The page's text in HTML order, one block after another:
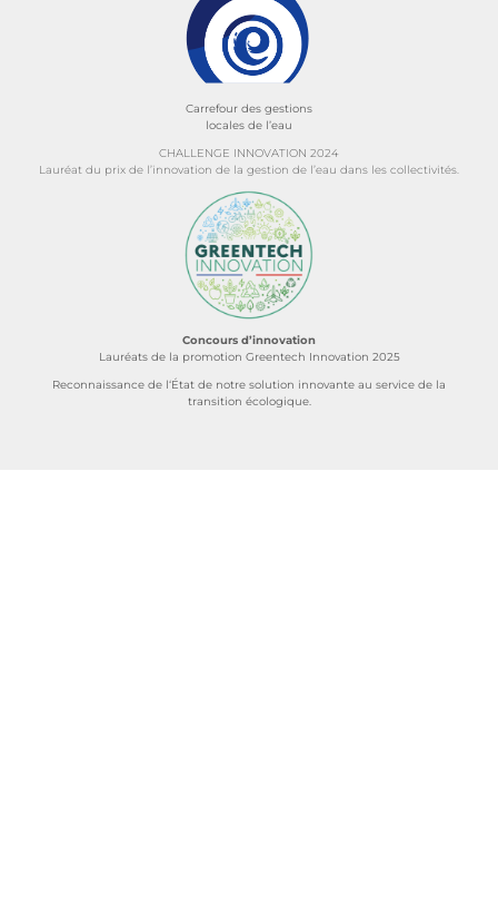
Carrefour des gestions
locales de l’eau
CHALLENGE INNOVATION 2024
Lauréat du prix de l’innovation de la gestion de l’eau dans les collectivités.
Concours d’innovation
Lauréats de la promotion Greentech Innovation 2025
Reconnaissance de l‘État de notre solution innovante au service de la
transition écologique.